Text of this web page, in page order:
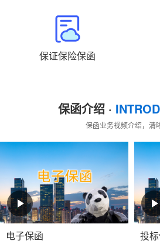
保证保险保函
保函介绍 ·
保函业务视频介绍，清
电子保函 投